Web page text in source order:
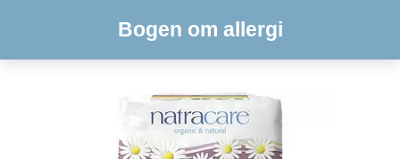
Bogen om allergi